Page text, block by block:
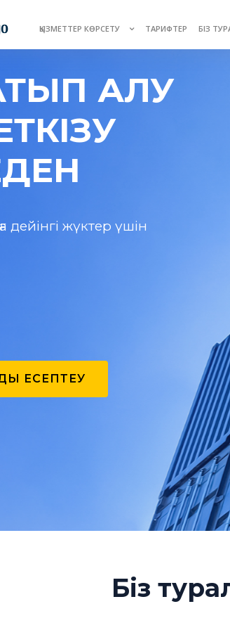
ҚЫЗМЕТТЕР КӨРСЕТУ ТАРИФТЕР БІЗ
АЛУ
дейінгі жүктер үшін
ЕСЕПТЕУ
Біз